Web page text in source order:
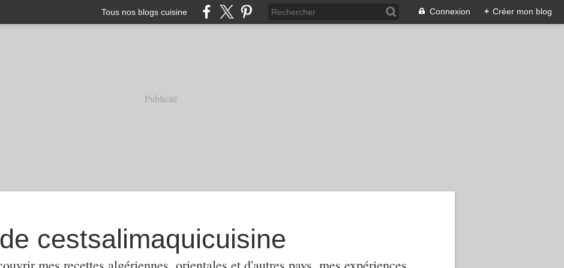
Tous nos blogs cuisine Connexion + Créer mon blog
Publicité
cestsalimaquicuisine